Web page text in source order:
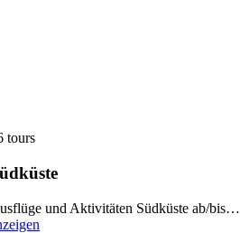
tours
und Aktivitäten Südküste ab/bis…